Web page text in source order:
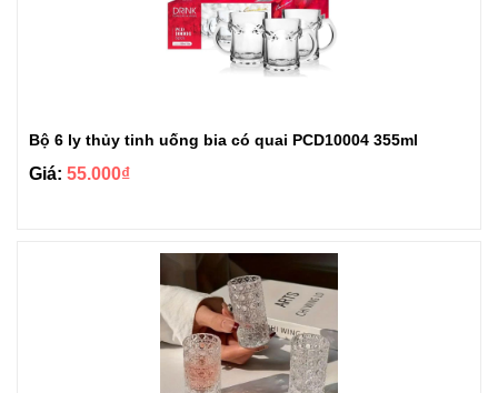
Bộ 6 ly thủy tinh uống bia có quai PCD10004 355ml
Giá: 55.000₫